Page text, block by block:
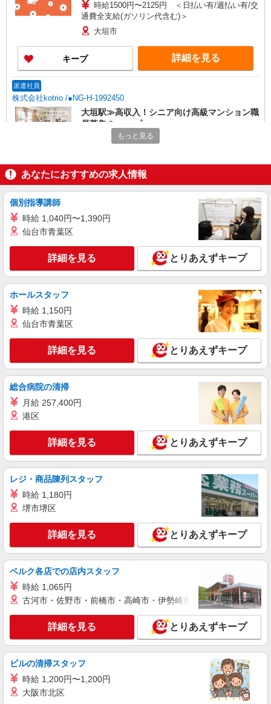
時給1500円〜2125円 ＜日払い有/週払い有/交
通費全支給(ガソリン代含む)＞
大垣市
キープ 詳細を見る
派遣社員
株式会社kotrio /●NG-H-1992450
大垣駅≫高収入！シニア向け高級マンション職
員募集＊.・：゜
時給1500円〜2125円 ＜日払い有/週払い有/交
大垣市
キープ 詳細を見る
派遣社員
株式会社kotrio /●NG-H-1614103
綺麗な高齢者マンションの見守りスタッフ＠大
垣駅近く
時給1500円〜2125円 ＜日払い有/週払い有/交
通費全支給(ガソリン代含む)＞
キープ 詳細を見る
株式会社kotrio /●NG-H-2093137
北大垣駅★未経験OKの人間関係に悩まない職
時給1500円〜2125円 ＜日払い有/週払い有/交
北大垣市
キープ 詳細を見る
派遣社員
株式会社kotrio /●NG-H-2030710
毎日通うのが楽しみになる＊ホテルのような美
しいサ高住のSTAFF
時給1500円〜2125円 ＜日払い有/週払い有/交
通費全支給(ガソリン代含む)＞
キープ 詳細を見る
株式会社kotrio /●NG-H-2031159
大垣駅｜日払いOK！日収1.1万円超え×サ高住
時給1500円〜2125円 ＜日払い有/週払い有/交
通費全支給(ガソリン代含む)＞
もっと見る
あなたにおすすめの求人情報
個別指導講師
時給 1,040円〜1,390円
仙台市青葉区
詳細を見る とりあえずキープ
ホールスタッフ
時給 1,150円
仙台市青葉区
詳細を見る とりあえずキープ
総合病院の清掃
月給 257,400円
港区
詳細を見る とりあえずキープ
レジ・商品陳列スタッフ
時給 1,180円
堺市堺区
詳細を見る とりあえずキープ
ベルク各店での店内スタッフ
時給 1,065円
古河市・佐野市・前橋市・高崎市・伊勢崎市・太田市・館林市
詳細を見る とりあえずキープ
ビルの清掃スタッフ
時給 1,200円〜1,200円
大阪市北区